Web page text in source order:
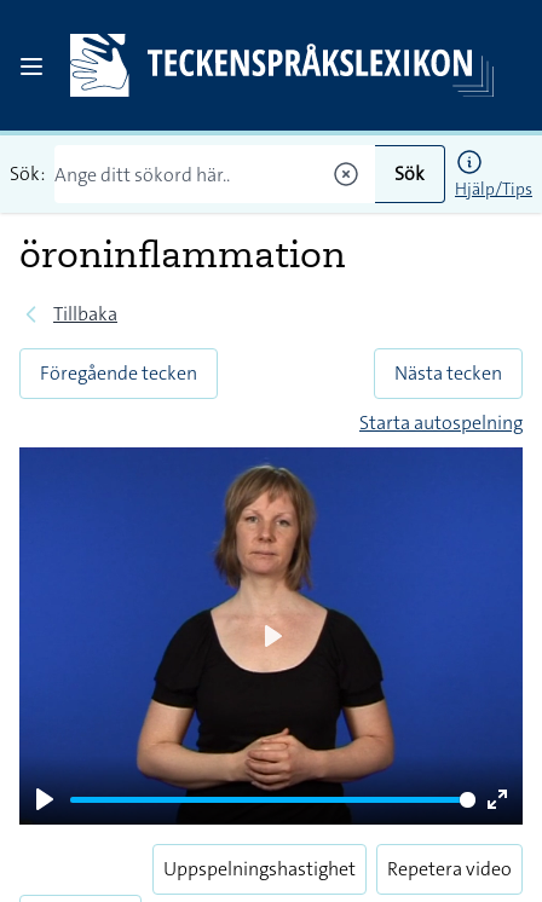
Sök: Sök
Hjälp/Tips
öroninflammation
Tillbaka
Föregående tecken
Nästa tecken
Starta autospelning
Play
Enter
Play
Uppspelningshastighet Repetera video